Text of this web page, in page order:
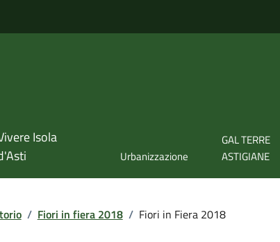
Isola
Urbanizzazione
GAL TERRE
ASTIGIANE
/ Fiori in fiera 2018 / Fiori in Fiera 2018